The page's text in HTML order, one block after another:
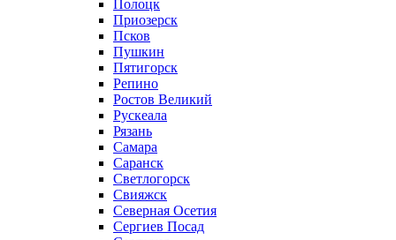
Полоцк
Приозерск
Псков
Пушкин
Пятигорск
Репино
Ростов Великий
Рускеала
Рязань
Самара
Саранск
Светлогорск
Свияжск
Северная Осетия
Сергиев Посад